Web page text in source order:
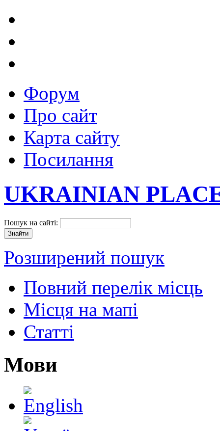
Форум
Про сайт
Карта сайту
Посилання
UKRAINIAN
Пошук на сайті:
Розширений пошук
Повний перелік місць
Місця на мапі
Статті
Мови